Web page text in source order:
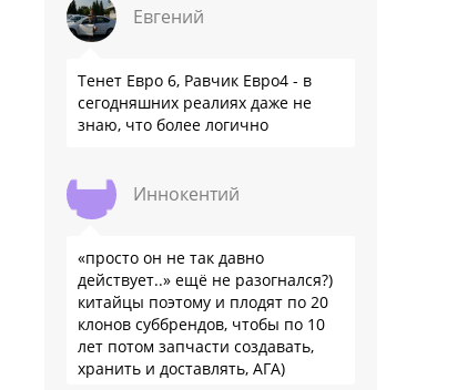
Евгений
Тенет Евро 6, Равчик Евро4 - в
сегодняшних реалиях даже не
знаю, что более логично
Иннокентий
«просто он не так давно
действует..» ещё не разогнался?)
китайцы поэтому и плодят по 20
клонов суббрендов, чтобы по 10
лет потом запчасти создавать,
хранить и доставлять, АГА)